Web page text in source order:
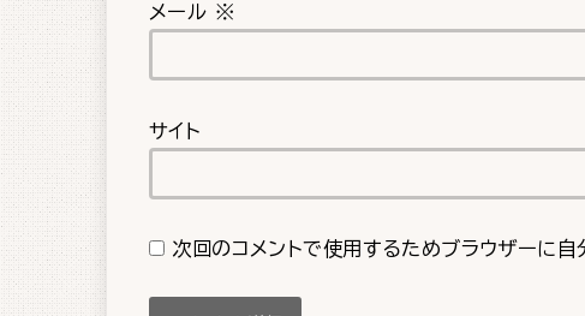
メール ※
サイト
次回のコメントで使用するためブラウザーに自